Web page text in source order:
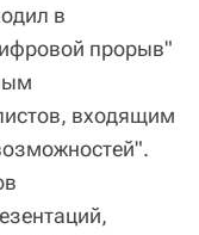
в
прорыв"
входящим